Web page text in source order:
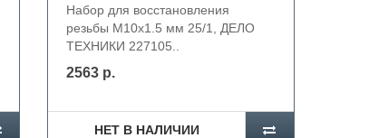
Набор для восстановления
резьбы M10х1.5 мм 25/1, ДЕЛО
ТЕХНИКИ 227105..
2563 р.
НЕТ В НАЛИЧИИ